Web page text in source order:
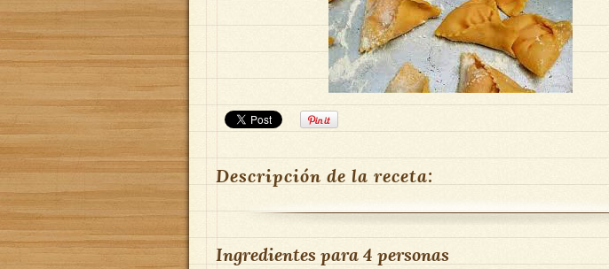
Descripción de la receta:
Ingredientes para4 personas